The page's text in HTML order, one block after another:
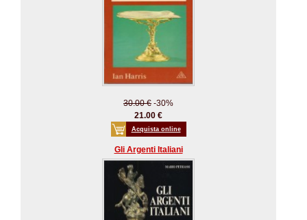
30.00 € -30%
21.00 €
Acquista online
Gli Argenti Italiani